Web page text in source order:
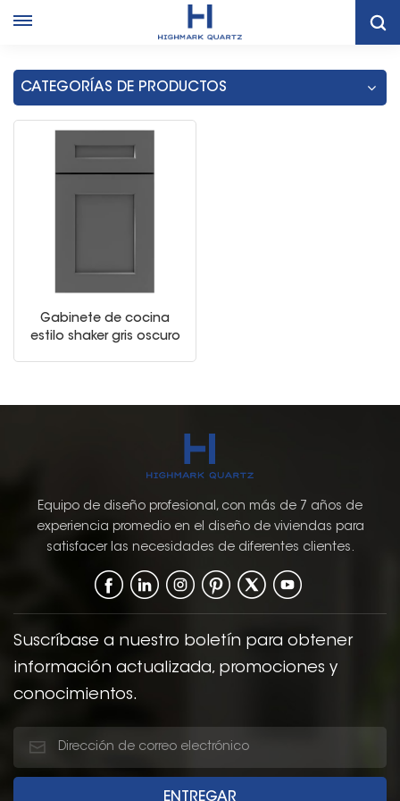
Armarios Grises De Cocina Moderna
CATEGORÍAS DE PRODUCTOS
Gabinete de cocina
estilo shaker gris oscuro
Equipo de diseño profesional, con más de 7 años de
experiencia promedio en el diseño de viviendas para
satisfacer las necesidades de diferentes clientes.
Suscríbase a nuestro boletín para obtener
información actualizada, promociones y
conocimientos.